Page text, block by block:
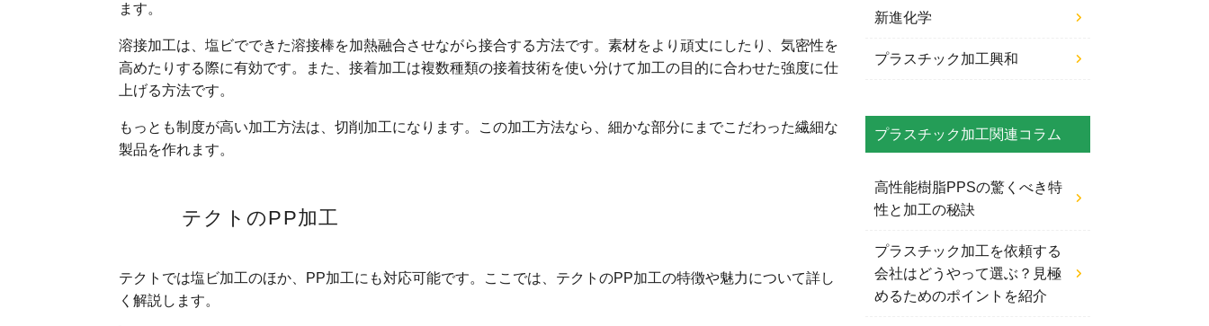
ます。
溶接加工は、塩ビでできた溶接棒を加熱融合させながら接合する方法です。素材をより頑丈にしたり、気密性を
高めたりする際に有効です。また、接着加工は複数種類の接着技術を使い分けて加工の目的に合わせた強度に仕
上げる方法です。
もっとも制度が高い加工方法は、切削加工になります。この加工方法なら、細かな部分にまでこだわった繊細な
製品を作れます。
テクトのPP加工
テクトでは塩ビ加工のほか、PP加工にも対応可能です。ここでは、テクトのPP加工の特徴や魅力について詳し
く解説します。
新進化学
プラスチック加工興和
プラスチック加工関連コラム
高性能樹脂PPSの驚くべき特
性と加工の秘訣
プラスチック加工を依頼する
会社はどうやって選ぶ？見極
めるためのポイントを紹介